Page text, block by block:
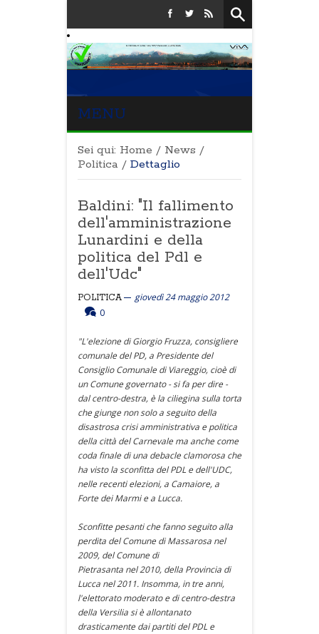
MENU
Sei qui: Home / News /
Politica / Dettaglio
Baldini: "Il fallimento
dell'amministrazione
Lunardini e della
politica del Pdl e
dell'Udc"
POLITICA
giovedì 24 maggio 2012
0
"L'elezione di Giorgio Fruzza, consigliere
comunale del PD, a Presidente del
Consiglio Comunale di Viareggio, cioè di
un Comune governato - si fa per dire -
dal centro-destra, è la ciliegina sulla torta
che giunge non solo a seguito della
disastrosa crisi amministrativa e politica
della città del Carnevale ma anche come
coda finale di una debacle clamorosa che
ha visto la sconfitta del PDL e dell'UDC,
nelle recenti elezioni, a Camaiore, a
Forte dei Marmi e a Lucca.
Sconfitte pesanti che fanno seguito alla
perdita del Comune di Massarosa nel
2009, del Comune di
Pietrasanta nel 2010, della Provincia di
Lucca nel 2011. Insomma, in tre anni,
l'elettorato moderato e di centro-destra
della Versilia si è allontanato
drasticamente dai partiti del PDL e